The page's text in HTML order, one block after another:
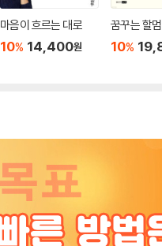
마음이 흐르는 대로
10% 14,400원
꿈꾸는 할멈
10%